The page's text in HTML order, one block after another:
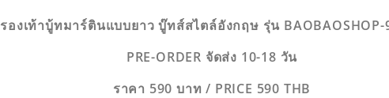
รองเท้าบู้ทมาร์ตินแบบยาว บู๊ทส์สไตล์อังกฤษ รุ่น BAOBAOSHOP-
PRE-ORDER จัดส่ง 10-18 วัน
ราคา 590 บาท / PRICE 590 THB